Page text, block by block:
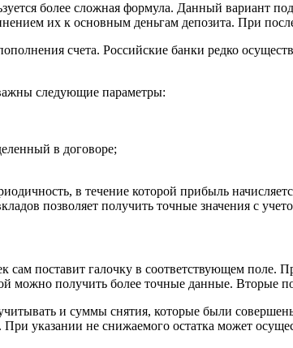
более сложная формула. Данный вариант
их к основным деньгам депозита. При
счета. Российские банки редко
следующие параметры:
в договоре;
в течение которой прибыль
позволяет получить точные значения с
сам поставит галочку в соответствующем поле.
можно получить более точные данные. Вторые
и суммы снятия, которые были
указании не снижаемого остатка может